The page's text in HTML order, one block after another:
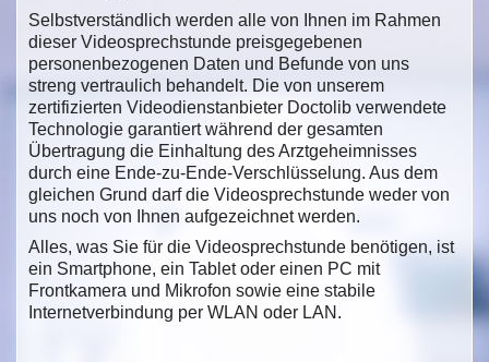
Selbstverständlich werden alle von Ihnen im Rahmen
dieser Videosprechstunde preisgegebenen
personenbezogenen Daten und Befunde von uns
streng vertraulich behandelt. Die von unserem
zertifizierten Videodienstanbieter Doctolib verwendete
Technologie garantiert während der gesamten
Übertragung die Einhaltung des Arztgeheimnisses
durch eine Ende-zu-Ende-Verschlüsselung. Aus dem
gleichen Grund darf die Videosprechstunde weder von
uns noch von Ihnen aufgezeichnet werden.
Alles, was Sie für die Videosprechstunde benötigen, ist
ein Smartphone, ein Tablet oder einen PC mit
Frontkamera und Mikrofon sowie eine stabile
Internetverbindung per WLAN oder LAN.